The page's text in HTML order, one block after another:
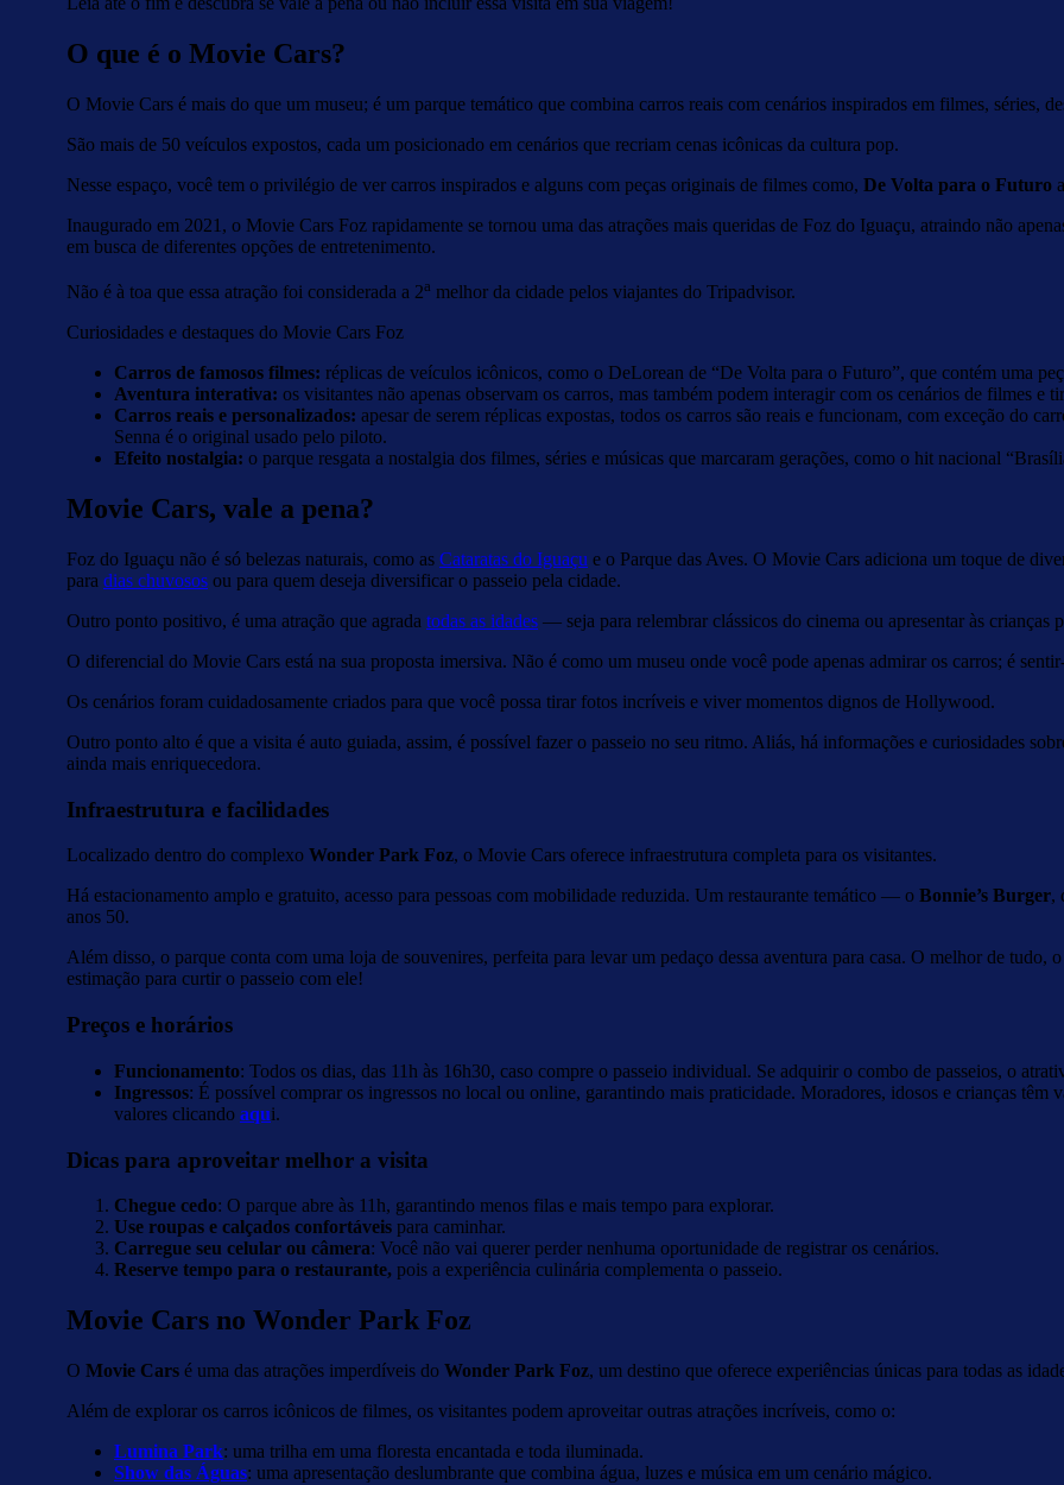
O que é o Movie Cars?
O Movie Cars é mais do que um museu; é um parque temático que combina carros reais com cenários inspirados em filmes, séries,
São mais de 50 veículos expostos, cada um posicionado em cenários que recriam cenas icônicas da cultura pop.
Nesse espaço, você tem o privilégio de ver carros inspirados e alguns com peças originais de filmes como, De Volta para o Futuro a
Inaugurado em 2021, o Movie Cars Foz rapidamente se tornou uma das atrações mais queridas de Foz do Iguaçu, atraindo não
em busca de diferentes opções de entretenimento.
Não é à toa que essa atração foi considerada a 2a melhor da cidade pelos viajantes do Tripadvisor.
Curiosidades e destaques do Movie Cars Foz
Carros de famosos filmes: réplicas de veículos icônicos, como o DeLorean de “De Volta para o Futuro”, que contém uma
Aventura interativa: os visitantes não apenas observam os carros, mas também podem interagir com os cenários de filmes e
Carros reais e personalizados: apesar de serem réplicas expostas, todos os carros são reais e funcionam, com exceção do
Senna é o original usado pelo piloto.
Efeito nostalgia: o parque resgata a nostalgia dos filmes, séries e músicas que marcaram gerações, como o hit nacional
Movie Cars, vale a pena?
Foz do Iguaçu não é só belezas naturais, como as Cataratas do Iguaçu e o Parque das Aves. O Movie Cars adiciona um toque de
para dias chuvosos ou para quem deseja diversificar o passeio pela cidade.
Outro ponto positivo, é uma atração que agrada todas as idades — seja para relembrar clássicos do cinema ou apresentar às crianças
O diferencial do Movie Cars está na sua proposta imersiva. Não é como um museu onde você pode apenas admirar os carros; é
Os cenários foram cuidadosamente criados para que você possa tirar fotos incríveis e viver momentos dignos de Hollywood.
Outro ponto alto é que a visita é auto guiada, assim, é possível fazer o passeio no seu ritmo. Aliás, há informações e curiosidades
ainda mais enriquecedora.
Infraestrutura e facilidades
Localizado dentro do complexo Wonder Park Foz, o Movie Cars oferece infraestrutura completa para os visitantes.
Há estacionamento amplo e gratuito, acesso para pessoas com mobilidade reduzida. Um restaurante temático — o Bonnie’s Burger,
anos 50.
Além disso, o parque conta com uma loja de souvenires, perfeita para levar um pedaço dessa aventura para casa. O melhor de tudo,
estimação para curtir o passeio com ele!
Preços e horários
Funcionamento: Todos os dias, das 11h às 16h30, caso compre o passeio individual. Se adquirir o combo de passeios, o
Ingressos: É possível comprar os ingressos no local ou online, garantindo mais praticidade. Moradores, idosos e crianças têm
valores clicando aqui.
Dicas para aproveitar melhor a visita
Chegue cedo: O parque abre às 11h, garantindo menos filas e mais tempo para explorar.
Use roupas e calçados confortáveis para caminhar.
Carregue seu celular ou câmera: Você não vai querer perder nenhuma oportunidade de registrar os cenários.
Reserve tempo para o restaurante, pois a experiência culinária complementa o passeio.
Movie Cars no Wonder Park Foz
O Movie Cars é uma das atrações imperdíveis do Wonder Park Foz, um destino que oferece experiências únicas para todas as
Além de explorar os carros icônicos de filmes, os visitantes podem aproveitar outras atrações incríveis, como o:
Lumina Park: uma trilha em uma floresta encantada e toda iluminada.
Show das Águas: uma apresentação deslumbrante que combina água, luzes e música em um cenário mágico.